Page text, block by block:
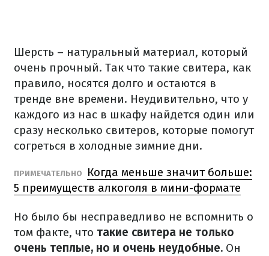
Шерсть – натуральный материал, который
очень прочный. Так что такие свитера, как
правило, носятся долго и остаются в
тренде вне времени. Неудивительно, что у
каждого из нас в шкафу найдется один или
сразу несколько свитеров, которые помогут
согреться в холодные зимние дни.
ПРИМЕЧАТЕЛЬНО
Когда меньше значит больше:
5 преимуществ алкоголя в мини-формате
Но было бы несправедливо не вспомнить о
том факте, что такие свитера не только
очень теплые, но и очень неудобные. Он